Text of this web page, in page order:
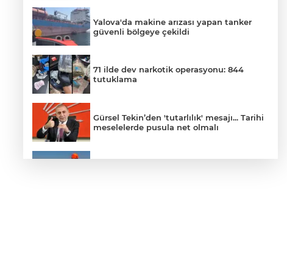
Yalova'da makine arızası yapan tanker
güvenli bölgeye çekildi
71 ilde dev narkotik operasyonu: 844
tutuklama
Gürsel Tekin’den 'tutarlılık' mesajı... Tarihi
meselelerde pusula net olmalı